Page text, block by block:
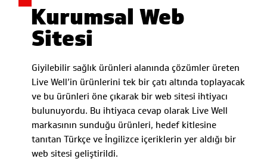
Kurumsal Web
Sitesi
Giyilebilir sağlık ürünleri alanında çözümler üreten
Live Well’in ürünlerini tek bir çatı altında toplayacak
ve bu ürünleri öne çıkarak bir web sitesi ihtiyacı
bulunuyordu. Bu ihtiyaca cevap olarak Live Well
markasının sunduğu ürünleri, hedef kitlesine
tanıtan Türkçe ve İngilizce içeriklerin yer aldığı bir
web sitesi geliştirildi.